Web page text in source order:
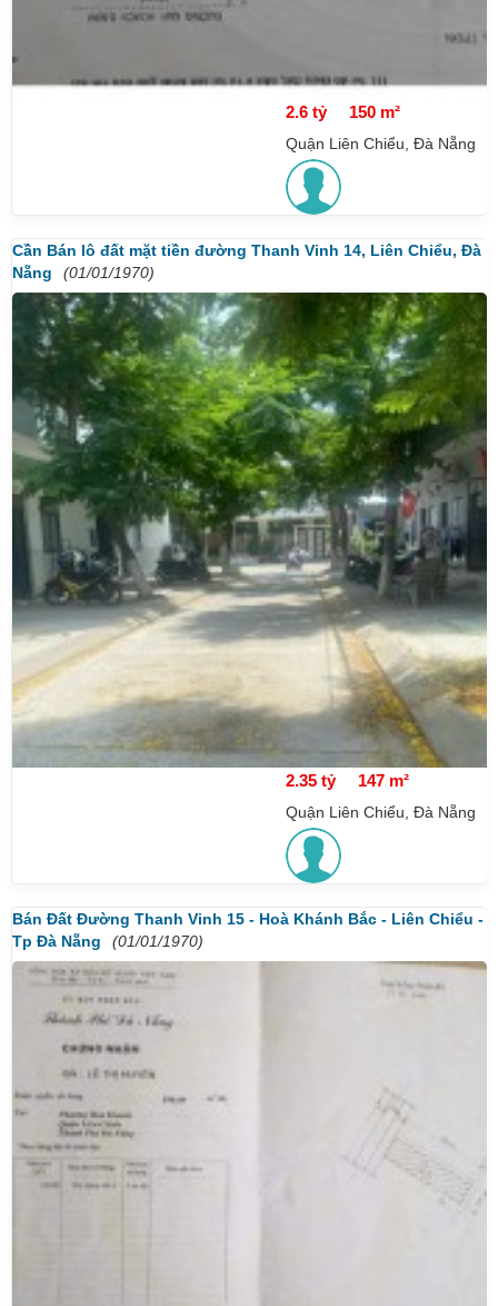
2.6 tỷ 150 m²
Quận Liên Chiểu, Đà Nẵng
Cần Bán lô đất mặt tiền đường Thanh Vinh 14, Liên Chiểu, Đà
Nẵng
(01/01/1970)
2.35 tỷ 147 m²
Quận Liên Chiểu, Đà Nẵng
Bán Đất Đường Thanh Vinh 15 - Hoà Khánh Bắc - Liên Chiểu -
Tp Đà Nẵng
(01/01/1970)